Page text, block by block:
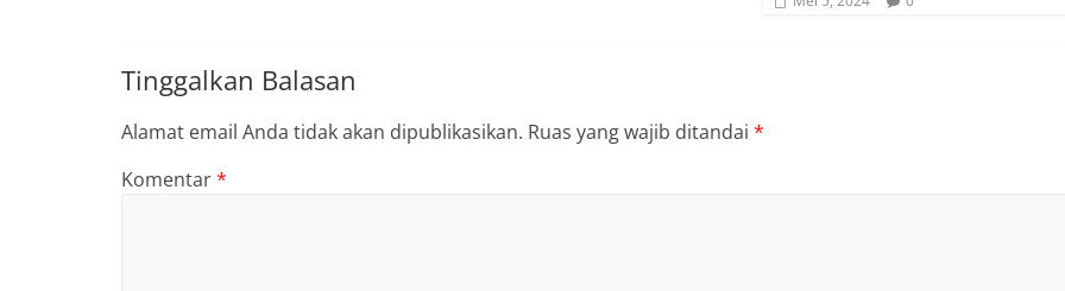
Tinggalkan Balasan
Alamat email Anda tidak akan dipublikasikan. Ruas yang wajib ditandai *
Komentar*